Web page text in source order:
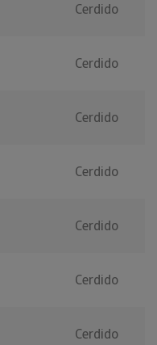
Cerdido
Cerdido
Cerdido
Cerdido
Cerdido
Cerdido
Cerdido